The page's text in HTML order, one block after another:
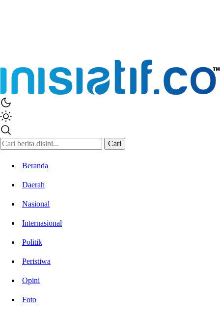
Cari
Beranda
Daerah
Nasional
Internasional
Politik
Peristiwa
Opini
Foto